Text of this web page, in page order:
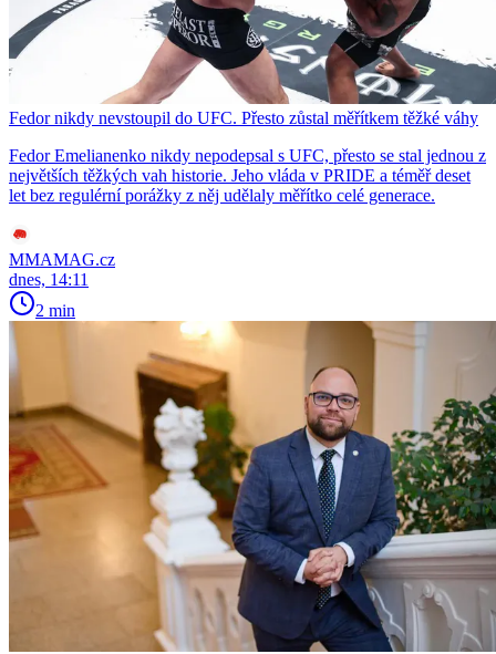
Fedor nikdy nevstoupil do UFC. Přesto zůstal měřítkem těžké váhy
Fedor Emelianenko nikdy nepodepsal s UFC, přesto se stal jednou z
největších těžkých vah historie. Jeho vláda v PRIDE a téměř deset
let bez regulérní porážky z něj udělaly měřítko celé generace.
MMAMAG.cz
dnes, 14:11
2 min